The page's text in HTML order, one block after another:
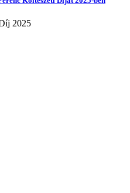
2025